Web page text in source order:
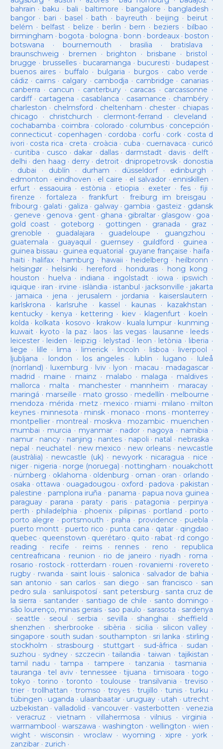
bahrain ·baku · bali ·baltimore ·bangalore · bangladesh ·
bangor· bari ·basel ·bath · bayreuth ·beijing ·beirut ·
belém · belfast· belize · berlin ·bern ·beziers ·bilbao ·
birmingham · bogota · bologna ·bonn ·bordeaux ·boston ·
botswana · bournemouth ·brasilia ·bratislava ·
braunschweig · bremen ·brighton · brisbane · bristol ·
brugge · brusselles· bucaramanga · bucuresti · budapest·
buenos aires· buffalo · bulgaria · burgos· cabo verde ·
cádiz · cairns· calgary · cambodja · cambridge · canarias·
canberra · cancun · canterbury · caracas · carcassonne ·
cardiff· cartagena · casablanca · casamance · chambéry·
charleston · chelmsford · cheltenham · chester· chiapas ·
chicago · christchurch · clermont-ferrand · cleveland ·
cochabamba · coimbra · colorado · columbus· concepción ·
connecticut· copenhagen · cordoba · corfu · cork · costa d
ivori · costa rica · creta · croàcia · cuba · cuernavaca · curicó
· curitiba · cusco · dakar · dallas · darmstadt· davis · delft ·
delhi · den haag · derry· detroit· dnipropetrovsk· donostia
· dubai · dublín · durham · düsseldorf· edinburgh ·
edmonton · eindhoven · el caire · el salvador · enniskillen ·
erfurt· essaouira · estònia · etiopia · exeter· fes· fiji ·
firenze ·fortaleza · frankfurt· freiburg im breisgau ·
fribourg · galati · galiza · galway· gambia · gasteiz · gdansk
· geneve · genova · gent· ghana · gibraltar· glasgow· goa ·
gold coast · goteborg · gottingen · granada · graz ·
grenoble · guadalajara · guadeloupe · guangzhou ·
guatemala · guayaquil · guernsey· guildford · guinea ·
guinea bissau · guinea equatorial · guyane française · haifa ·
haiti · halifax · hamburg · hawaii · heidelberg · heilbronn ·
helsingør· helsinki · hereford · honduras· hong kong ·
houston · huelva · indiana · ingolstadt· iowa · ipswich ·
iquique · iran · irvine · islàndia · istanbul · jacksonville · jakarta
· jamaica · jena · jerusalem · jordania · kaiserslautern ·
karlskrona · karlsruhe · kassel · kaunas· kazakhstan ·
kentucky· kenya · kettering · kiev· klagenfurt · koeln ·
kolda · kolkata · kosovo · krakow· kuala lumpur · kunming ·
kuwait· kyoto · la paz · laos· las vegas· lausanne · leeds ·
leicester· leiden · leipzig · lelystad · leon · letònia · liberia ·
liege · lille · lima · limerick· lincoln · lisboa · liverpool ·
ljubljana · london · los angeles· lublin · lugano · luleå
(norrland) · luxemburg · lviv · lyon · macau · madagascar·
madrid · maine · mainz · malabo · malaga · maldives·
mallorca · malta · manchester· mannheim · maracay·
maringá · marseille · mato grosso · medellín · melbourne ·
mendoza · mérida · metz · mexico · miami · milano · milton
keynes· minnesota · minsk · monaco · mons · monterrey ·
montpellier· montreal · moskva · mozambic· muenchen ·
mumbai · murcia · myanmar· nador · nagoya · namibia ·
namur· nancy · nanjing · nantes · napoli · natal · nebraska ·
nepal · neuchatel · new mexico · new orleans· newcastle
(austràlia) · newcastle (uk) · newyork· nicaragua · nice ·
niger· nigeria · norge (noruega) · nottingham · nouakchott
· nürnberg · oklahoma · oldenburg · oman · oran · orlando ·
osaka · ottawa · ouagadougou · oxford ·padova ·pakistan ·
palestine · pamplona iruña · panama · papua nova guinea ·
paraguay· parana ·paraty · paris·patagonia · perpinya ·
perth ·philadelphia · phoenix·pilipinas ·portland · porto ·
porto alegre ·portsmouth ·praha · providence ·puebla ·
puerto montt· puerto rico ·punta cana · qatar · qingdao ·
quebec· queenstown · querétaro · quito · rabat · rd congo ·
reading · recife · reims· rennes · reno · republica
centreafricana · reunion · rio de janeiro · riyadh · roma ·
rosario · rostock · rotterdam · rouen · rovaniemi · rovereto ·
rugby· rwanda · saint louis · salonica · salvador de bahia ·
san antonio · san carlos· san diego · san francisco · san
pedro sula · sanluispotosí· sant petersburg · santa cruz de
la sierra · santander · santiago de chile · santo domingo ·
são lourenço, minas gerais · sao paulo · sarasota · sardenya
· seattle · seoul · serbia · sevilla · shanghai · sheffield ·
shenzhen · sherbrooke · sibèria · sicilia · silicon valley ·
singapore · south sudan · southampton · sri lanka · stirling ·
stockholm · strasbourg · stuttgart· sud-âfrica · sudan ·
suzhou · sydney · szczecin ·tailandia ·taiwan · tajikistan ·
tamil nadu ·tampa · tampere · tanzania ·tasmania ·
tauranga ·tel aviv· tennessee ·tijuana ·timisoara ·togo ·
tokyo ·torino ·toronto ·toulouse ·transilvania ·treviso ·
trier· trollhattan · tromso · troyes·trujillo ·tunis ·turku ·
tübingen · uganda · ulaanbaatar · uruguay · utah · utrecht ·
uzbekistan · valladolid · vancouver· vasterbotten · venezia
· veracruz · vietnam · villahermosa ·vilnius ·virginia ·
warrnambool ·warszawa ·washington · wellington · wien ·
wight· wisconsin ·wroclaw · wyoming ·xipre · york·
zanzibar· zurich ·